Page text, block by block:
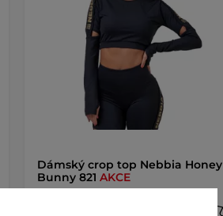
Dámský crop top Nebbia Honey
Bunny 821 AKCE